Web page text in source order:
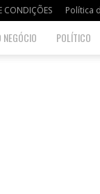
CONDIÇÕES Política
NEGÓCIO POLÍTICO